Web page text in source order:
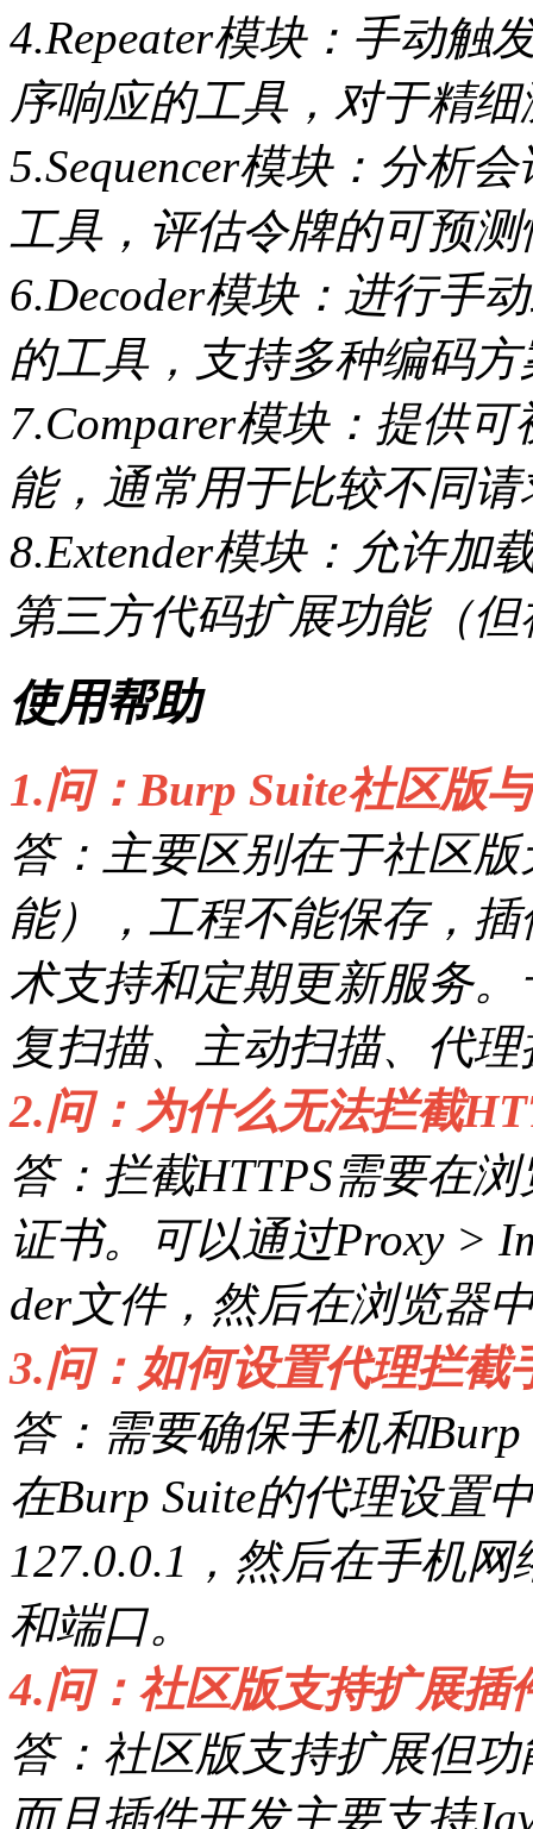
4.Repeater模块：手动触
序响应的工具，对于精
5.Sequencer模块：分析
工具，评估令牌的可预测
6.Decoder模块：进行手
的工具，支持多种编码方
7.Comparer模块：提供
能，通常用于比较不同
8.Extender模块：允许加
第三方代码扩展功能（
使用帮助
1.问：Burp Suite社区版
答：主要区别在于社区
能），工程不能保存，
术支持和定期更新服务
复扫描、主动扫描、代
2.问：为什么无法拦截
答：拦截HTTPS需要在
证书。可以通过Proxy >
der文件，然后在浏览器
3.问：如何设置代理拦截
答：需要确保手机和
在Burp Suite的代理设置
127.0.0.1，然后在手机
和端口。
4.问：社区版支持扩展插
答：社区版支持扩展但
而且插件开发主要支持